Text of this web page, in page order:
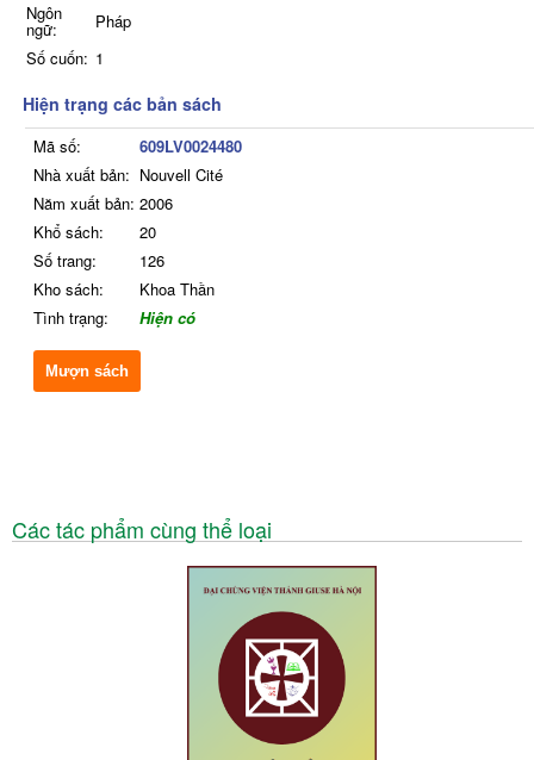
Ngôn
ngữ:
Pháp
Số cuốn: 1
Hiện trạng các bản sách
Mã số:
609LV0024480
Nhà xuất bản: Nouvell Cité
Năm xuất bản: 2006
Khổ sách:
20
Số trang:
126
Kho sách:
Khoa Thần
Tình trạng:
Hiện có
Mượn sách
Các tác phẩm cùng thể loại